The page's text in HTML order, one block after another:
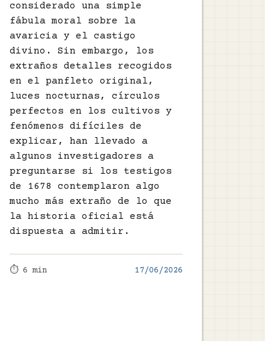
considerado una simple
fábula moral sobre la
avaricia y el castigo
divino. Sin embargo, los
extraños detalles recogidos
en el panfleto original,
luces nocturnas, círculos
perfectos en los cultivos y
fenómenos difíciles de
explicar, han llevado a
algunos investigadores a
preguntarse si los testigos
de 1678 contemplaron algo
mucho más extraño de lo que
la historia oficial está
dispuesta a admitir.
⏱️ 6 min 17/06/2026